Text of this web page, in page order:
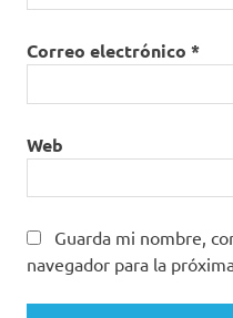
Cámara de
Proyecto
2020
Senado
realidad
Sistema
Nacional
Correo electrónico *
Web
Guarda mi nombre,
navegador para la